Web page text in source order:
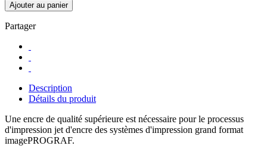
Ajouter au panier
Partager
Description
Détails du produit
Une encre de qualité supérieure est nécessaire pour le processus
d'impression jet d'encre des systèmes d'impression grand format
imagePROGRAF.